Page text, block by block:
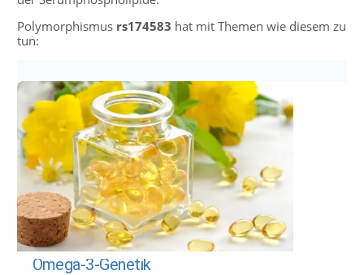
Polymorphismus rs174583 hat mit Themen wie diesem zu
tun:
Omega-3-Genetik